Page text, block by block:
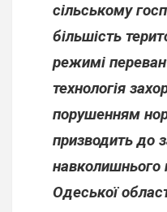
сільському
більшість
режимі
технологія
порушенням
призводить до
навколишнього
Одеської